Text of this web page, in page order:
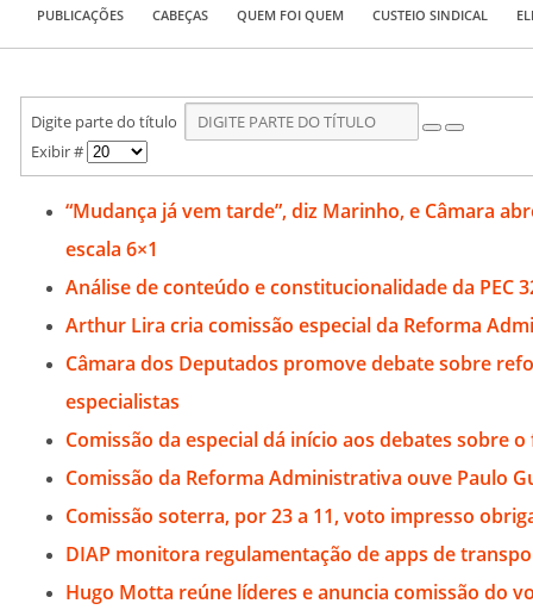
PUBLICAÇÕES CABEÇAS QUEM FOI QUEM CUSTEIO SINDICAL
Digite parte do título
Exibir #
“Mudança já vem tarde”, diz Marinho, e Câmara
escala 6×1
Análise de conteúdo e constitucionalidade da PEC
Arthur Lira cria comissão especial da Reforma
Câmara dos Deputados promove debate sobre
especialistas
Comissão da especial dá início aos debates sobre
Comissão da Reforma Administrativa ouve Paulo
Comissão soterra, por 23 a 11, voto impresso
DIAP monitora regulamentação de apps de
Hugo Motta reúne líderes e anuncia comissão do